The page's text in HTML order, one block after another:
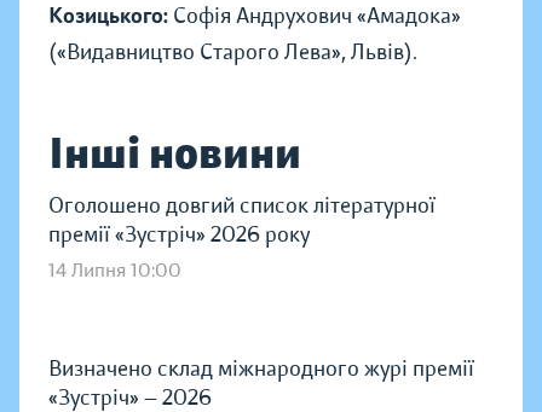
Козицького: Софія Андрухович «Амадока»
(«Видавництво Старого Лева», Львів).
Інші новини
Оголошено довгий список літературної
премії «Зустріч» 2026 року
14 Липня 10:00
Визначено склад міжнародного журі премії
«Зустріч» — 2026